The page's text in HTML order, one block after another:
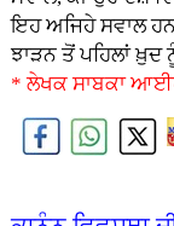
ਇਹ ਅਜਿਹੇ ਸਵਾਲ
ਝਾੜਨ ਤੋਂ ਪਹਿਲਾਂ ਖ਼ੁਦ
* ਲੇਖਕ ਸਾਬਕਾ